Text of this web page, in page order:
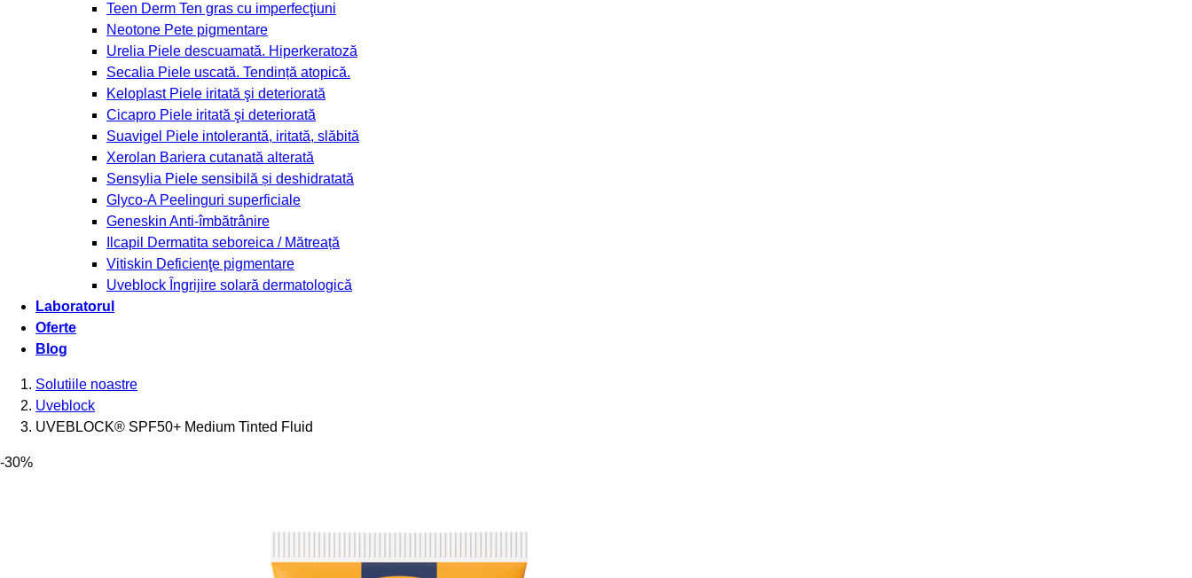
Teen Derm Ten gras cu imperfecţiuni
Neotone Pete pigmentare
Urelia Piele descuamată. Hiperkeratoză
Secalia Piele uscată. Tendință atopică.
Keloplast Piele iritată şi deteriorată
Cicapro Piele iritată şi deteriorată
Suavigel Piele intolerantă, iritată, slăbită
Xerolan Bariera cutanată alterată
Sensylia Piele sensibilă și deshidratată
Glyco-A Peelinguri superficiale
Geneskin Anti-îmbătrânire
Ilcapil
Dermatita seboreica / Mătreață
Vitiskin Deficienţe pigmentare
Uveblock Îngrijire solară dermatologică
Laboratorul
Oferte
Blog
Solutiile noastre
Uveblock
UVEBLOCK® SPF50+ Medium Tinted Fluid
-30%